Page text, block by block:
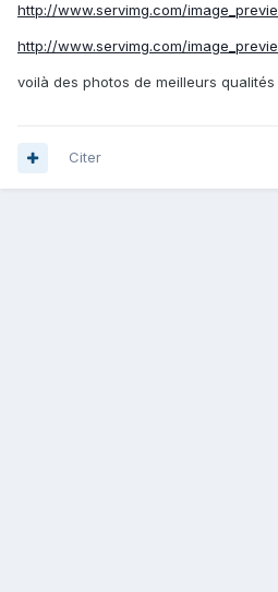
http://www.servimg.com/
http://www.servimg.com/
voilà des photos de meilleurs qualités
Citer